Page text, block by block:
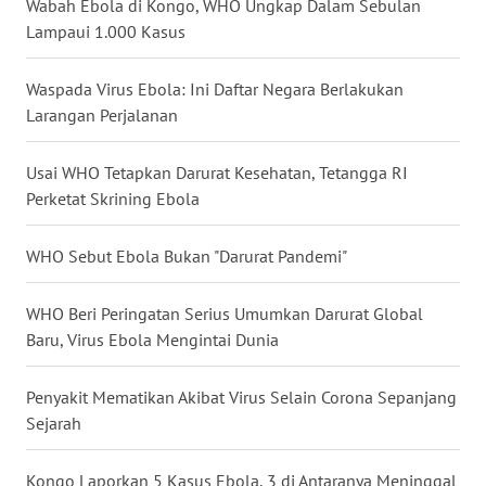
Wabah Ebola di Kongo, WHO Ungkap Dalam Sebulan
Lampaui 1.000 Kasus
Waspada Virus Ebola: Ini Daftar Negara Berlakukan
Larangan Perjalanan
Usai WHO Tetapkan Darurat Kesehatan, Tetangga RI
Perketat Skrining Ebola
WHO Sebut Ebola Bukan "Darurat Pandemi"
WHO Beri Peringatan Serius Umumkan Darurat Global
Baru, Virus Ebola Mengintai Dunia
Penyakit Mematikan Akibat Virus Selain Corona Sepanjang
Sejarah
Kongo Laporkan 5 Kasus Ebola, 3 di Antaranya Meninggal
WN
SERAMBI
WN
JAMBI
WN